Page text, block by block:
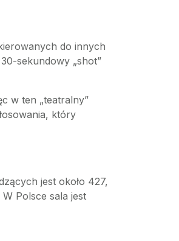
do innych
sekundowy „shot”
w ten „teatralny”
który
jest około 427,
Polsce sala jest